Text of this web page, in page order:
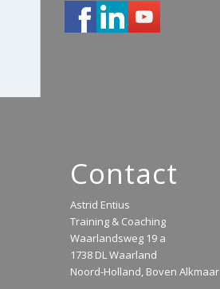
Contact
Astrid Entius
Training & Coaching
Waarlandsweg 19 a
1738 DL Waarland
Noord-Holland, Boven Alkmaar